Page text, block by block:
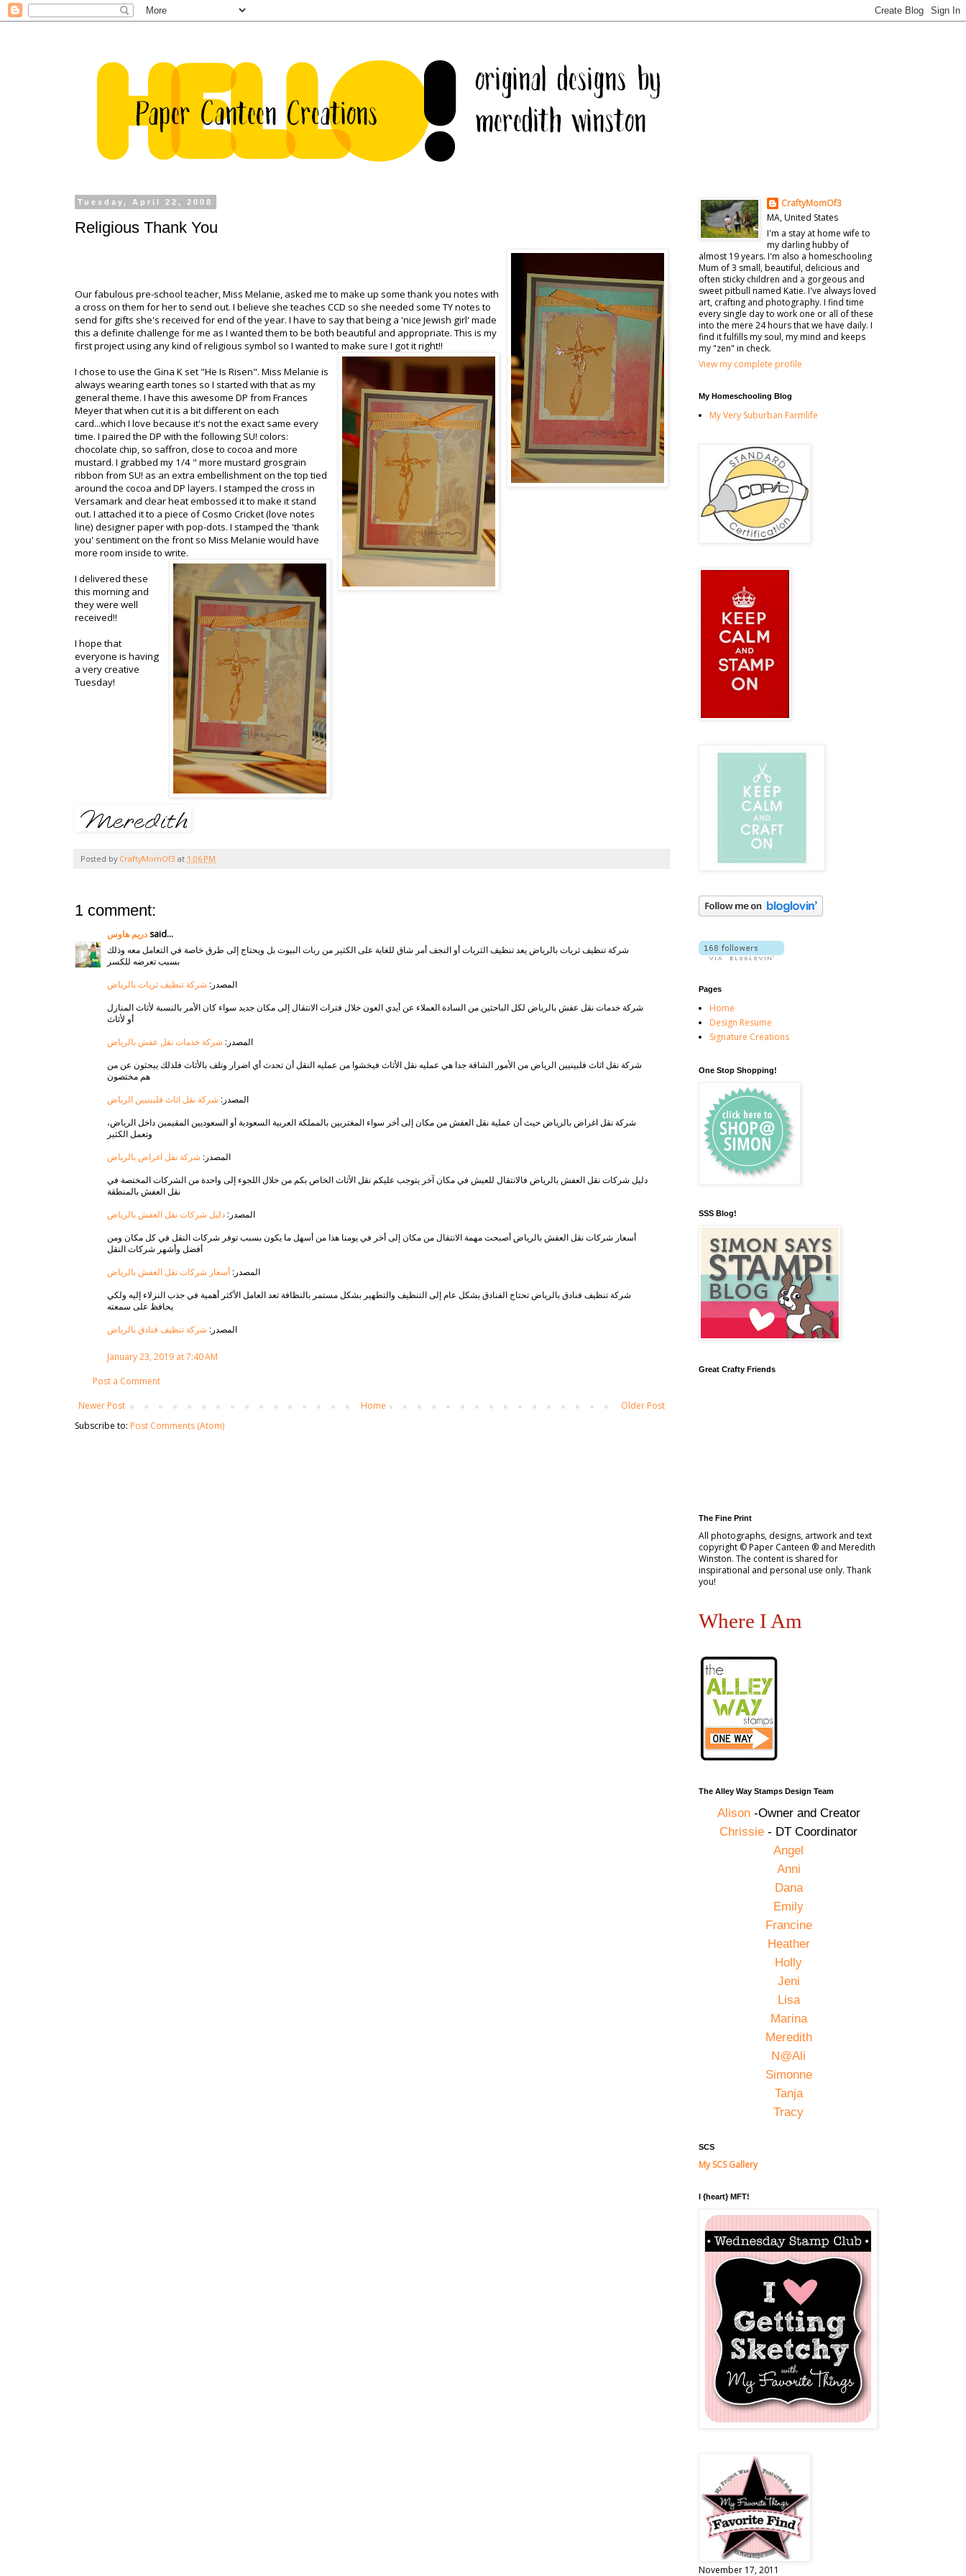
Tuesday, April 22, 2008
Religious Thank You
Our fabulous pre-school teacher, Miss Melanie, asked me to make up some thank you notes with
a cross on them for her to send out. I believe she teaches CCD so she needed some TY notes to
send for gifts she's received for end of the year. I have to say that being a 'nice Jewish girl' made
this a definite challenge for me as I wanted them to be both beautiful and appropriate. This is my
first project using any kind of religious symbol so I wanted to make sure I got it right!!
I chose to use the Gina K set "He Is Risen". Miss Melanie is
always wearing earth tones so I started with that as my
general theme. I have this awesome DP from Frances
Meyer that when cut it is a bit different on each
card...which I love because it's not the exact same every
time. I paired the DP with the following SU! colors:
chocolate chip, so saffron, close to cocoa and more
mustard. I grabbed my 1/4 " more mustard grosgrain
ribbon from SU! as an extra embellishment on the top tied
around the cocoa and DP layers. I stamped the cross in
Versamark and clear heat embossed it to make it stand
out. I attached it to a piece of Cosmo Cricket (love notes
line) designer paper with pop-dots. I stamped the 'thank
you' sentiment on the front so Miss Melanie would have
more room inside to write.
I delivered these
this morning and
they were well
received!!
I hope that
everyone is having
a very creative
Tuesday!
Posted by CraftyMomOf3 at 1:06 PM
1 comment:
دريم هاوسsaid...
شركة تنظيف ثريات بالرياض يعد تنظيف الثريات أو النجف أمر شاق للغاية على الكثير من ربات البيوت بل ويحتاج إلى طرق خاصة في التعامل معه وذلك
بسبب تعرضه للكسر
المصدر: شركة تنظيف ثريات بالرياض
شركة خدمات نقل عفش بالرياض لكل الباحثين من السادة العملاء عن أيدي العون خلال فترات الانتقال إلى مكان جديد سواء كان الأمر بالنسبة لأثاث المنازل
أو لأثاث
المصدر: شركة خدمات نقل عفش بالرياض
شركة نقل اثاث فلبينيين الرياض من الأمور الشاقة جدا هي عمليه نقل الأثاث فيخشوا من عمليه النقل أن تحدث أي اضرار وتلف بالأثاث فلذلك يبحثون عن من
هم مختصون
المصدر: شركة نقل اثاث فلبينيين الرياض
شركة نقل اغراض بالرياض حيث أن عملية نقل العفش من مكان إلى أخر سواء المغتربين بالمملكة العربية السعودية أو السعوديين المقيمين داخل الرياض،
وتعمل الكثير
المصدر: شركة نقل اغراض بالرياض
دليل شركات نقل العفش بالرياض فالانتقال للعيش في مكان آخر يتوجب عليكم نقل الأثاث الخاص بكم من خلال اللجوء إلى واحدة من الشركات المختصة في
نقل العفش بالمنطقة
المصدر: دليل شركات نقل العفش بالرياض
أسعار شركات نقل العفش بالرياض أصبحت مهمة الانتقال من مكان إلى أخر في يومنا هذا من أسهل ما يكون بسبب توفر شركات النقل في كل مكان ومن
أفضل وأشهر شركات النقل
المصدر: أسعار شركات نقل العفش بالرياض
شركة تنظيف فنادق بالرياض تحتاج الفنادق بشكل عام إلى التنظيف والتطهير بشكل مستمر بالنظافة تعد العامل الأكثر أهمية في جذب النزلاء إليه ولكي
يحافظ على سمعته
المصدر: شركة تنظيف فنادق بالرياض
January 23, 2019 at 7:40 AM
Post a Comment
Newer Post
Older Post
Home
Subscribe to: Post Comments (Atom)
CraftyMomOf3
MA, United States
I'm a stay at home wife to
my darling hubby of
almost 19 years. I'm also a homeschooling
Mum of 3 small, beautiful, delicious and
often sticky children and a gorgeous and
sweet pitbull named Katie. I've always loved
art, crafting and photography. I find time
every single day to work one or all of these
into the mere 24 hours that we have daily. I
find it fulfills my soul, my mind and keeps
my "zen" in check.
View my complete profile
My Homeschooling Blog
My Very Suburban Farmlife
Pages
Home
Design Resume
Signature Creations
One Stop Shopping!
SSS Blog!
Great Crafty Friends
The Fine Print
All photographs, designs, artwork and text
copyright © Paper Canteen ® and Meredith
Winston. The content is shared for
inspirational and personal use only. Thank
you!
Where I Am
The Alley Way Stamps Design Team
Alison-Owner and Creator
Chrissie - DT Coordinator
Angel
Anni
Dana
Emily
Francine
Heather
Holly
Jeni
Lisa
Marina
Meredith
N@Ali
Simonne
Tanja
Tracy
SCS
My SCS Gallery
I {heart} MFT!
November 17, 2011